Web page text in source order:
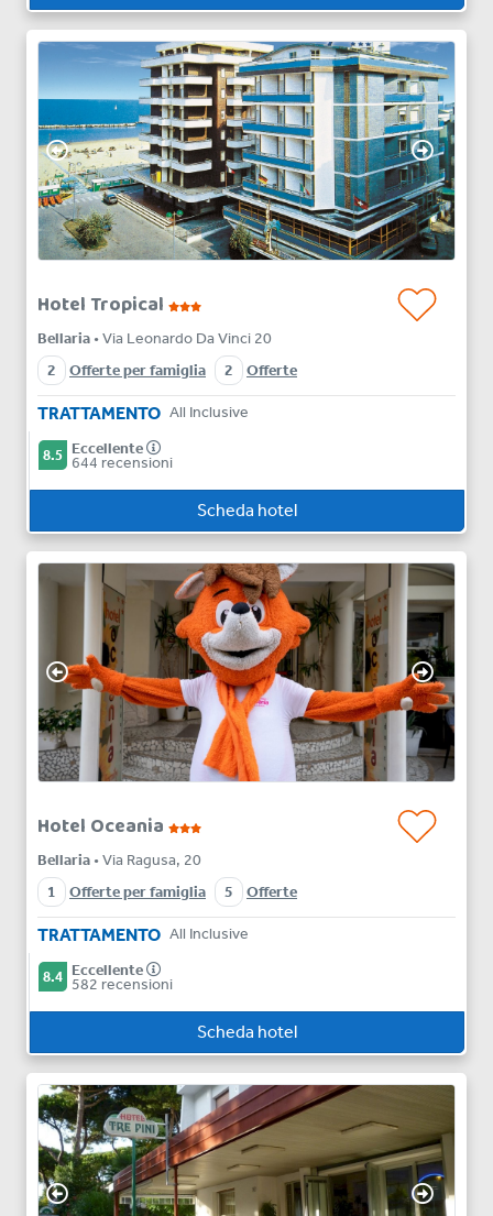
Hotel Tropical
Bellaria • Via Leonardo Da Vinci 20
2
Offerte per famiglia 2 Offerte
TRATTAMENTO All Inclusive
8.5 Eccellente
644 recensioni
Scheda hotel
Hotel Oceania
Bellaria • Via Ragusa, 20
1
Offerte per famiglia 5 Offerte
TRATTAMENTO All Inclusive
8.4 Eccellente
582 recensioni
Scheda hotel